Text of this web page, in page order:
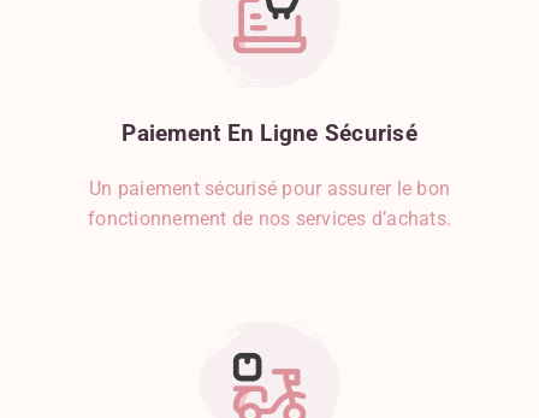
Paiement En Ligne Sécurisé
Un paiement sécurisé pour assurer le bon
fonctionnement de nos services d’achats.